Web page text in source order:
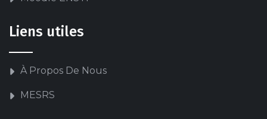
Liens utiles
À Propos De Nous
MESRS